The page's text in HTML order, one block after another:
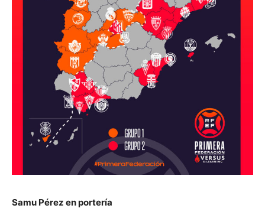
Samu Pérez en portería